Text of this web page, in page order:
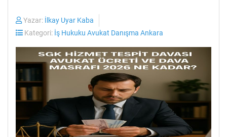
Yazar: İlkay Uyar Kaba
Kategori: İş Hukuku Avukat Danışma Ankara